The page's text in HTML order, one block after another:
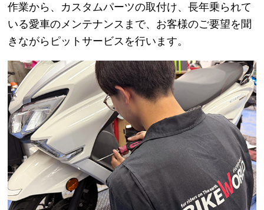
作業から、カスタムパーツの取付け、長年乗られて
いる愛車のメンテナンスまで、お客様のご要望を聞
きながらピットサービスを行います。